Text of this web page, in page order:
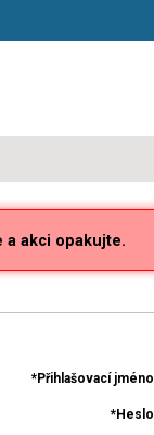
a akci opakujte.
Přihlašovací jméno
Heslo